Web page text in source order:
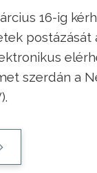
16-ig
postázását
szerdán a